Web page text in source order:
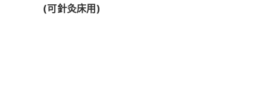
(可針灸床用)